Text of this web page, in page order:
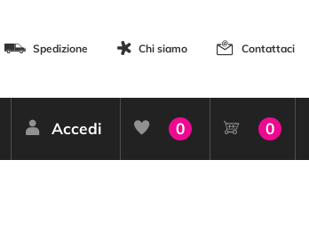
Spedizione Chi siamo Contattaci
Accedi 0 0